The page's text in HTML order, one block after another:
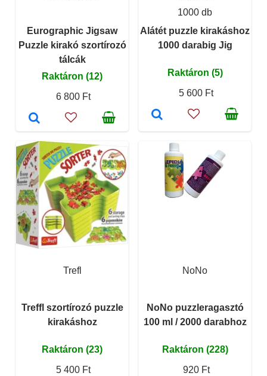
Eurographic Jigsaw
Puzzle kirakó szortírozó
tálcák
Raktáron (12)
6 800 Ft
1000 db
Alátét puzzle kirakáshoz
1000 darabig Jig
Raktáron (5)
5 600 Ft
Trefl
Treffl szortírozó puzzle
kirakáshoz
Raktáron (23)
5 400 Ft
NoNo
NoNo puzzleragasztó
100 ml / 2000 darabhoz
Raktáron (228)
920 Ft